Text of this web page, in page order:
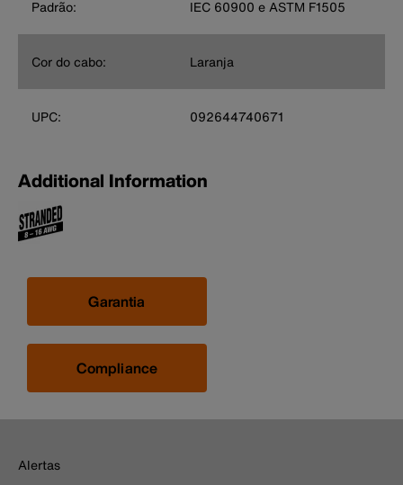
Padrão: IEC 60900 e ASTM F1505
Cor do cabo: Laranja
UPC: 092644740671
Additional Information
Garantia
Compliance
Alertas